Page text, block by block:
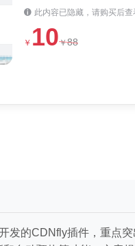
此内容已隐藏，请购买后查
￥ 10￥88
发的CDNfly插件，重点